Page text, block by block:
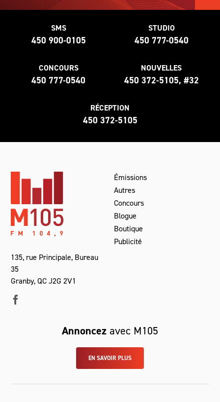
SMS
450 900-0105
STUDIO
450 777-0540
CONCOURS
450 777-0540
NOUVELLES
450 372-5105, #32
RÉCEPTION
450 372-5105
135, rue Principale, Bureau
35
Granby, QC J2G 2V1
Émissions
Autres
Concours
Blogue
Boutique
Publicité
Annoncez avec M105
EN SAVOIR PLUS